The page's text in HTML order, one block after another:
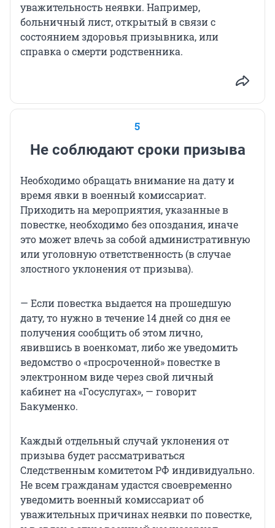
уважительность неявки. Например,
больничный лист, открытый в связи с
состоянием здоровья призывника, или
справка о смерти родственника.
5
Не соблюдают сроки призыва
Необходимо обращать внимание на дату и
время явки в военный комиссариат.
Приходить на мероприятия, указанные в
повестке, необходимо без опоздания, иначе
это может влечь за собой административную
или уголовную ответственность (в случае
злостного уклонения от призыва).
— Если повестка выдается на прошедшую
дату, то нужно в течение 14 дней со дня ее
получения сообщить об этом лично,
явившись в военкомат, либо же уведомить
ведомство о «просроченной» повестке в
электронном виде через свой личный
кабинет на «Госуслугах», — говорит
Бакуменко.
Каждый отдельный случай уклонения от
призыва будет рассматриваться
Следственным комитетом РФ индивидуально.
Не всем гражданам удастся своевременно
уведомить военный комиссариат об
уважительных причинах неявки по повестке,